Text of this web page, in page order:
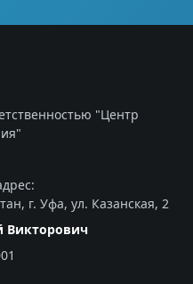
"Центр
г. Уфа, ул. Казанская, 2
Викторович